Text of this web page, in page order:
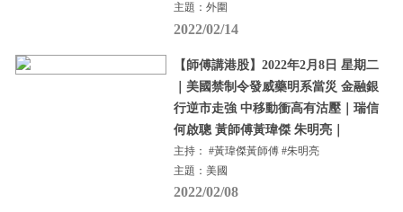
主題：外圍
2022/02/14
【師傅講港股】2022年2月8日 星期二
｜美國禁制令發威藥明系當災 金融銀
行逆市走強 中移動衝高有沽壓｜瑞信
何啟聰 黃師傅黃瑋傑 朱明亮｜
主持： #黃瑋傑黃師傅 #朱明亮
主題：美國
2022/02/08